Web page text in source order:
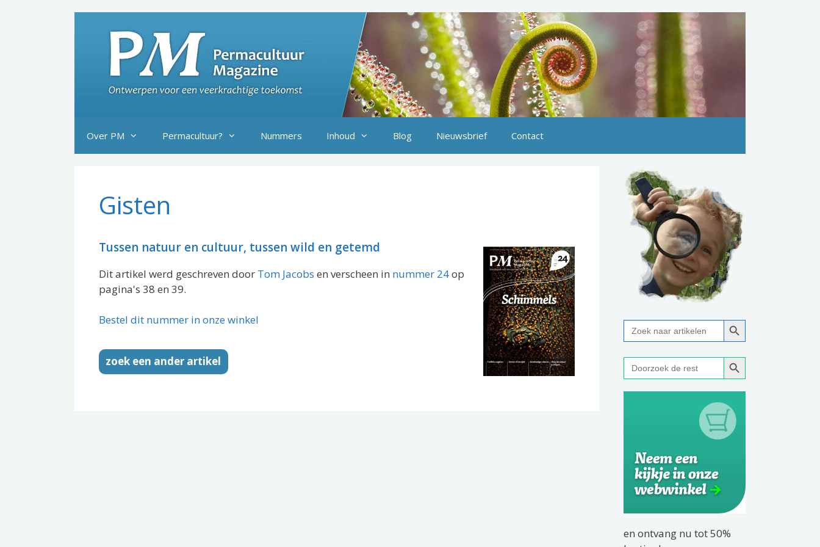
Over PM Permacultuur? Nummers Inhoud Blog Nieuwsbrief Contact
Gisten
Tussen natuur en cultuur, tussen wild en getemd
Dit artikel werd geschreven door Tom Jacobs en verscheen in nummer 24op
pagina's 38 en 39.
Bestel dit nummer in onze winkel
zoek een ander artikel
Zoek
naar:
Zoekknop
Zoek
naar:
Zoekknop
en ontvang nu tot 50%